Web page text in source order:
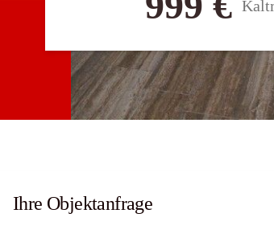
Ihre Objektanfrage